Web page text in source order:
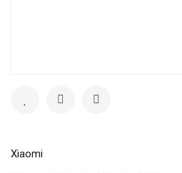
Xiaomi